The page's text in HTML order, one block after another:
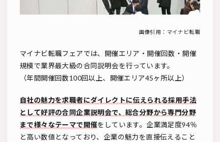
画像引用： マイナビ転職
マイナビ転職フェアでは、開催エリア・開催回数・開催
規模で業界最大級の合同説明会を行っています。
（年間開催回数100回以上、開催エリア45ヶ所以上）
自社の魅力を求職者にダイレクトに伝えられる採用手法
として好評の合同企業説明会で、総合分野から専門分野
まで様々なテーマで開催をしています。企業満足度94％
と高い数値となっており、企業の魅力を直接伝えること